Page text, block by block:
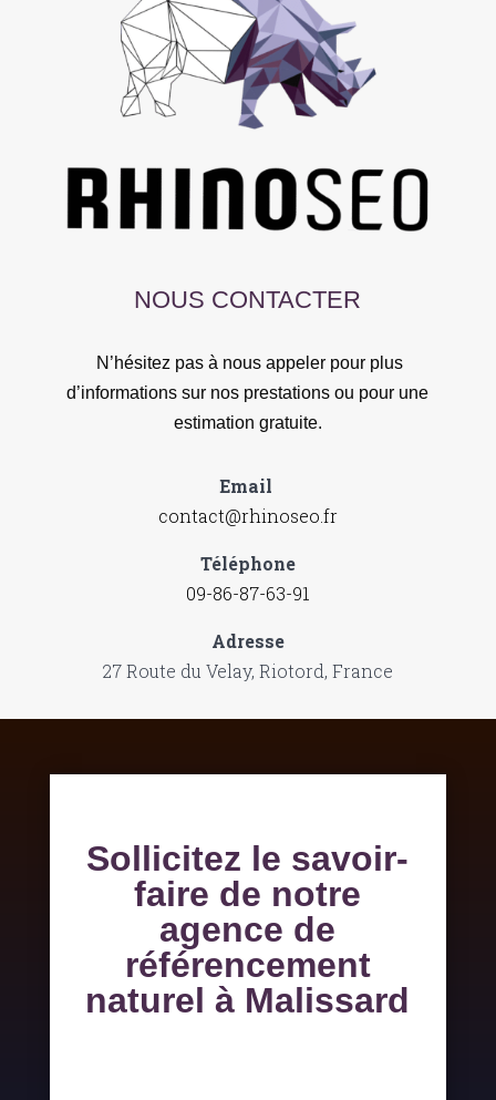
NOUS CONTACTER
N’hésitez pas à nous appeler pour plus
d’informations sur nos prestations ou pour une
estimation gratuite.
Email
contact@rhinoseo.fr
Téléphone
09-86-87-63-91
Adresse
27 Route du Velay, Riotord, France
Sollicitez le savoir-
faire de notre
agence de
référencement
naturel à Malissard